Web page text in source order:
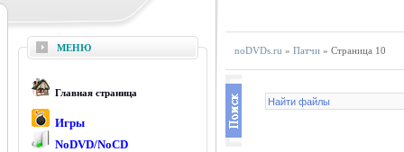
МЕНЮ
Главная страница
Игры
NoDVD/NoCD
noDVDs.ru » Патчи » Страница 10